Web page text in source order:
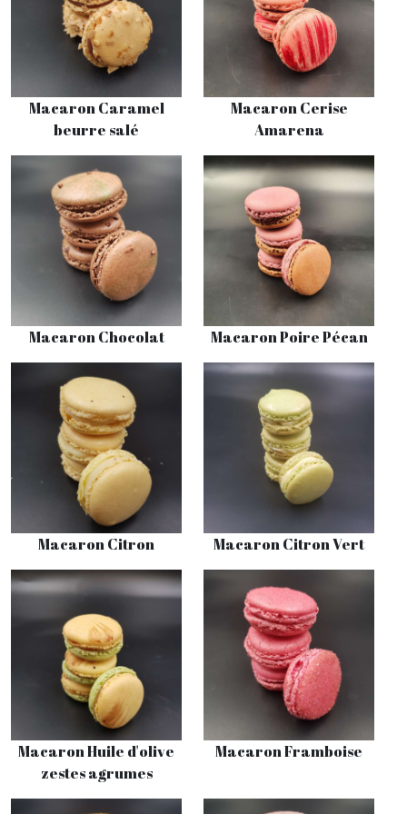
Macaron Caramel
beurre salé
Macaron Cerise
Amarena
Macaron Chocolat Macaron Poire Pécan
Macaron Citron Macaron Citron Vert
Macaron Huile d'olive
zestes agrumes
Macaron Framboise